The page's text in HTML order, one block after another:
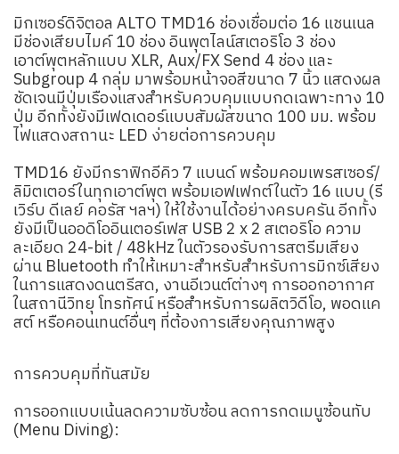
มิกเซอร์ดิจิตอล ALTO TMD16 ช่องเชื่อมต่อ 16 แชนเนล
มีช่องเสียบไมค์ 10 ช่อง อินพุตไลน์สเตอริโอ 3 ช่อง
เอาต์พุตหลักแบบ XLR, Aux/FX Send 4 ช่อง และ
Subgroup 4 กลุ่ม มาพร้อมหน้าจอสีขนาด 7 นิ้ว แสดงผล
ชัดเจนมีปุ่มเรืองแสงสำหรับควบคุมแบบกดเฉพาะทาง 10
ปุ่ม อีกทั้งยังมีเฟดเดอร์แบบสัมผัสขนาด 100 มม. พร้อม
ไฟแสดงสถานะ LED ง่ายต่อการควบคุม
TMD16 ยังมีกราฟิกอีคิว 7 แบนด์ พร้อมคอมเพรสเซอร์/
ลิมิตเตอร์ในทุกเอาต์พุต พร้อมเอฟเฟกต์ในตัว 16 แบบ (รี
เวิร์บ ดีเลย์ คอรัส ฯลฯ) ให้ใช้งานได้อย่างครบครัน อีกทั้ง
ยังมีเป็นออดิโออินเตอร์เฟส USB 2 x 2 สเตอริโอ ความ
ละเอียด 24-bit / 48kHz ในตัวรองรับการสตรีมเสียง
ผ่าน Bluetooth ทำให้เหมาะสำหรับสำหรับการมิกซ์เสียง
ในการแสดงดนตรีสด, งานอีเวนต์ต่างๆ การออกอากาศ
ในสถานีวิทยุ โทรทัศน์ หรือสำหรับการผลิตวิดีโอ, พอดแค
สต์ หรือคอนเทนต์อื่นๆ ที่ต้องการเสียงคุณภาพสูง
การควบคุมที่ทันสมัย
การออกแบบเน้นลดความซับซ้อน ลดการกดเมนูซ้อนทับ
(Menu Diving):